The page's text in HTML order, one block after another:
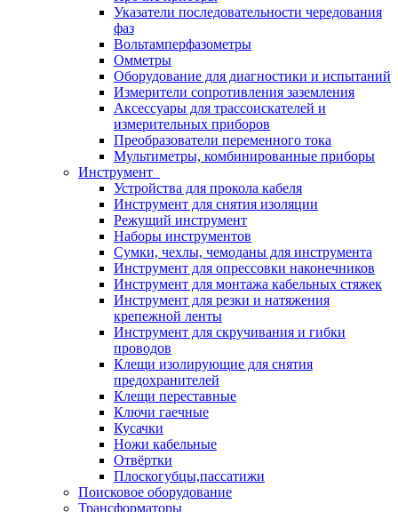
Указатели последовательности чередования
фаз
Вольтамперфазометры
Омметры
Оборудование для диагностики и испытаний
Измерители сопротивления заземления
Аксессуары для трассоискателей и
измерительных приборов
Преобразователи переменного тока
Мультиметры, комбинированные приборы
Инструмент
Устройства для прокола кабеля
Инструмент для снятия изоляции
Режущий инструмент
Наборы инструментов
Сумки, чехлы, чемоданы для инструмента
Инструмент для опрессовки наконечников
Инструмент для монтажа кабельных стяжек
Инструмент для резки и натяжения
крепежной ленты
Инструмент для скручивания и гибки
проводов
Клещи изолирующие для снятия
предохранителей
Клещи переставные
Ключи гаечные
Кусачки
Ножи кабельные
Отвёртки
Плоскогубцы,пассатижи
Поисковое оборудование
Трансформаторы